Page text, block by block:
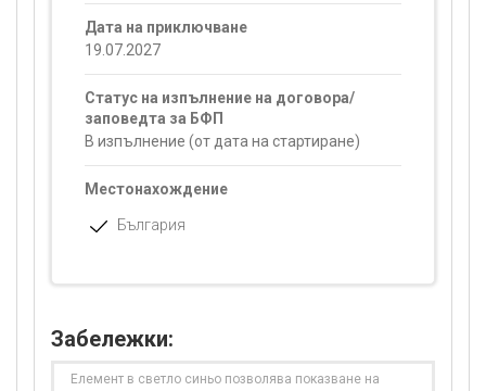
Дата на приключване
19.07.2027
Статус на изпълнение на договора/
заповедта за БФП
В изпълнение (от дата на стартиране)
Местонахождение
България
Забележки:
Елемент в светло синьо позволява показване на